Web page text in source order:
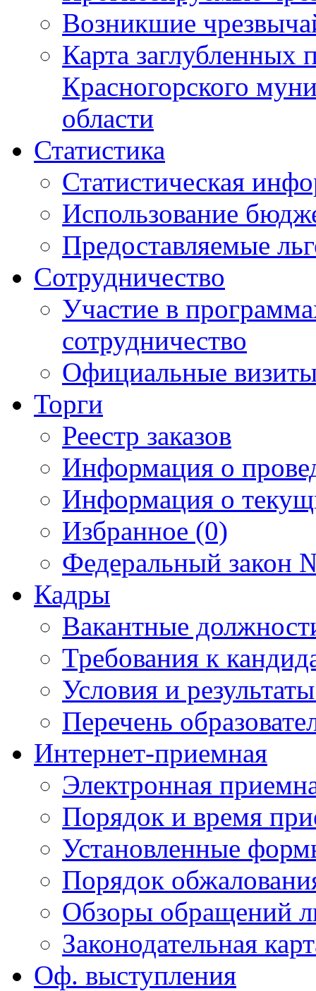
Возникшие
Карта
Красногорского
области
Статистика
Статистическая
Использование
Предоставляемые
Сотрудничество
Участие в
сотрудничество
Официальные
Торги
Реестр заказов
Информация о
Информация о
Избранное (0)
Федеральный закон
Кадры
Вакантные
Требования к
Условия и
Перечень
Интернет-приемная
Электронная
Порядок и время
Установленные
Порядок
Обзоры обращений
Законодательная
Оф. выступления